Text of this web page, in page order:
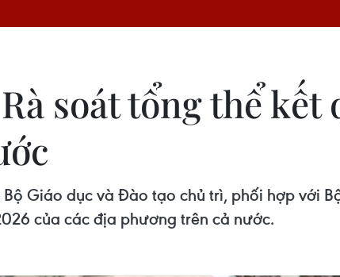
soát tổng thể
Bộ Giáo dục và Đào tạo chủ trì, phối hợp với
của các địa phương trên cả nước.